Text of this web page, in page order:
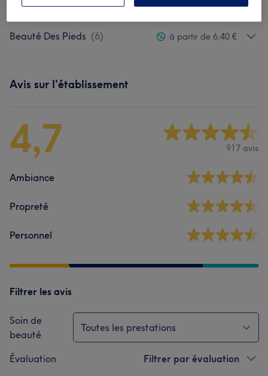
Manucure (22) à partir de 4 €
Beauté Des Pieds (6) à partir de 6,40 €
Avis sur l'établissement
4,7 917 avis
Ambiance
Propreté
Personnel
Filtrer les avis
Soin de
beauté
Toutes les prestations
Évaluation Filtrer par évaluation